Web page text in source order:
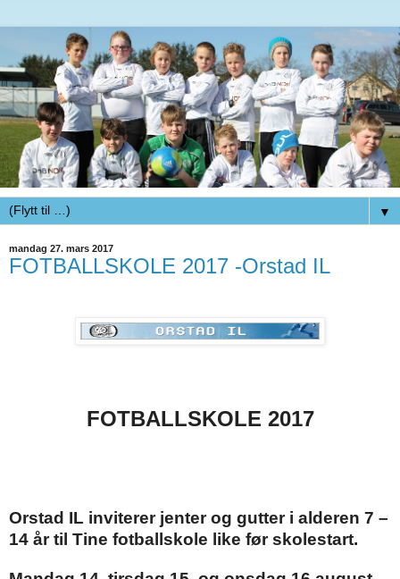
▼
mandag 27. mars 2017
FOTBALLSKOLE 2017 -Orstad IL
FOTBALLSKOLE 2017
Orstad IL inviterer jenter og gutter i alderen 7 –
14 år til Tine fotballskole like før skolestart.